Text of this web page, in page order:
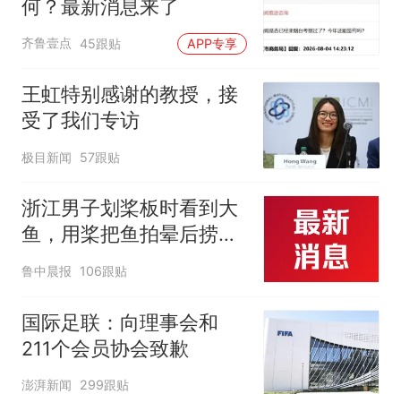
何？最新消息来了
齐鲁壹点 45跟贴 APP专享
王虹特别感谢的教授，接
受了我们专访
极目新闻 57跟贴
浙江男子划桨板时看到大
鱼，用桨把鱼拍晕后捞
起；当事人：鱼重7斤6
味道很好
鲁中晨报 106跟贴
国际足联：向理事会和
211个会员协会致歉
澎湃新闻 299跟贴